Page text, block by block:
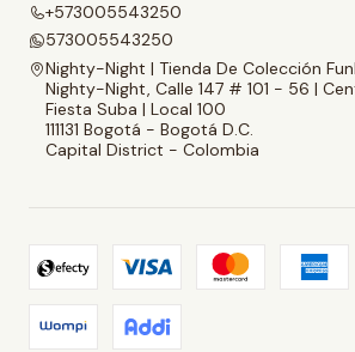
+573005543250
573005543250
Nighty-Night | Tienda De Colección
Nighty-Night, Calle 147 # 101 - 56 |
Fiesta Suba | Local 100
111131 Bogotá - Bogotá D.C.
Capital District - Colombia